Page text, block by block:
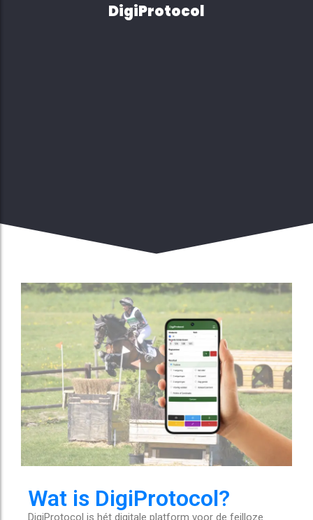
DigiProtocol
Wat is DigiProtocol?
DigiProtocol is hét digitale platform voor de feilloze